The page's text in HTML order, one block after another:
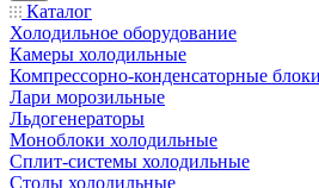
Каталог
Холодильное оборудование
Камеры холодильные
Компрессорно-конденсаторные блоки
Лари морозильные
Льдогенераторы
Моноблоки холодильные
Сплит-системы холодильные
Столы холодильные